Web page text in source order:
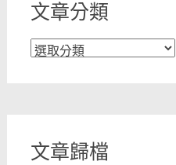
文章分類
文
文章歸檔